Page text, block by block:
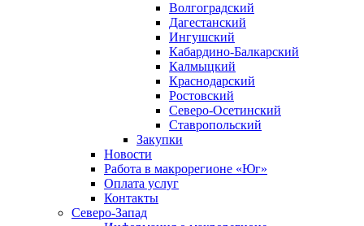
Волгоградский
Дагестанский
Ингушский
Кабардино-Балкарский
Калмыцкий
Краснодарский
Ростовский
Северо-Осетинский
Ставропольский
Закупки
Новости
Работа в макрорегионе «Юг»
Оплата услуг
Контакты
Северо-Запад